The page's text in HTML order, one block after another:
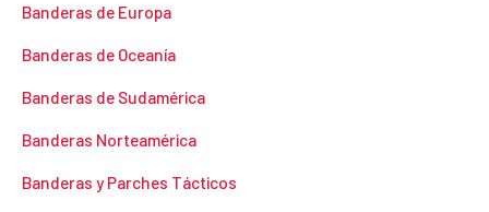
Banderas de Europa
Banderas de Oceanía
Banderas de Sudamérica
Banderas Norteamérica
Banderas y Parches Tácticos